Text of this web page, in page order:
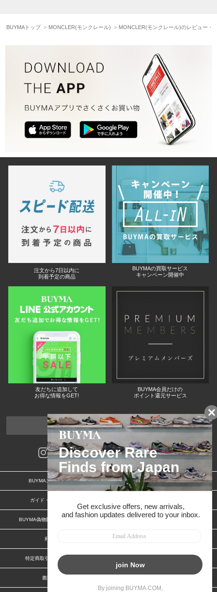
BUYMAトップ MONCLER(モンクレール) MONCLER(モンクレール)のレビュー・
注文から7日以内に
到着予定の商品
BUYMAの買取サービス
キャンペーン開催中
友だちに追加して
お得な情報をGET!
BUYMA会員だけの
ポイント還元サービス
ページトップへ
BUYMAスタートガイド 安心への取り組み
ガイド・お問い合わせ
BUYMA偽物販売防止の取り組み BUYMA CARD
利用規約
特定商取引法に関する表記
脆弱性報告